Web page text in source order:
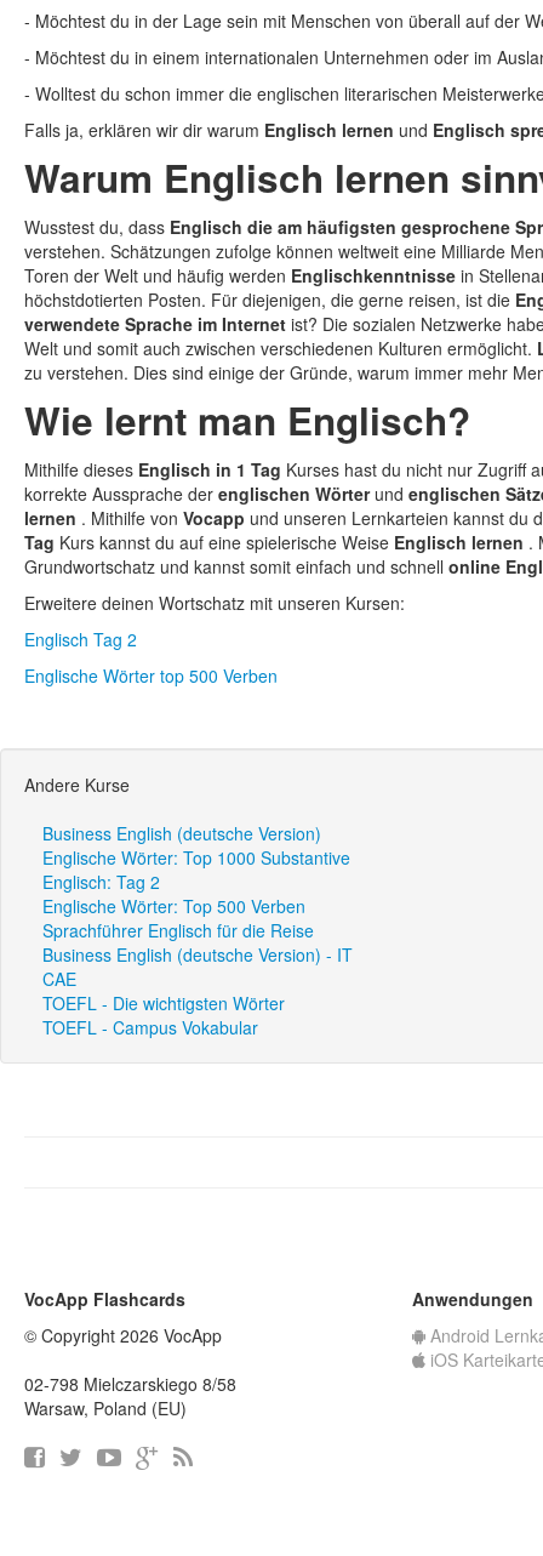
- Möchtest du in der Lage sein mit Menschen von überall auf der
- Möchtest du in einem internationalen Unternehmen oder im
- Wolltest du schon immer die englischen literarischen
Falls ja, erklären wir dir warum Englisch lernen und Englisch
Warum Englisch lernen
Wusstest du, dass Englisch die am häufigsten gesprochene
verstehen. Schätzungen zufolge können weltweit eine Milliarde
Toren der Welt und häufig werden Englischkenntnisse in
höchstdotierten Posten. Für diejenigen, die gerne reisen, ist die
verwendete Sprache im Internet ist? Die sozialen Netzwerke
Welt und somit auch zwischen verschiedenen Kulturen ermöglicht.
zu verstehen. Dies sind einige der Gründe, warum immer mehr
Wie lernt man Englisch?
Mithilfe dieses Englisch in 1 Tag Kurses hast du nicht nur Zugriff
korrekte Aussprache der englischen Wörter und englischen
lernen . Mithilfe von Vocapp und unseren Lernkarteien kannst du
Tag Kurs kannst du auf eine spielerische Weise Englisch lernen .
Grundwortschatz und kannst somit einfach und schnell online
Erweitere deinen Wortschatz mit unseren Kursen:
Englisch Tag 2
Englische Wörter top 500 Verben
Andere Kurse
Business English (deutsche Version)
Englische Wörter: Top 1000 Substantive
Englisch: Tag 2
Englische Wörter: Top 500 Verben
Sprachführer Englisch für die Reise
Business English (deutsche Version) - IT
CAE
TOEFL - Die wichtigsten Wörter
TOEFL - Campus Vokabular
VocApp Flashcards
© Copyright 2026 VocApp
02-798 Mielczarskiego 8/58
Warsaw, Poland (EU)
Anwendungen
Android
iOS